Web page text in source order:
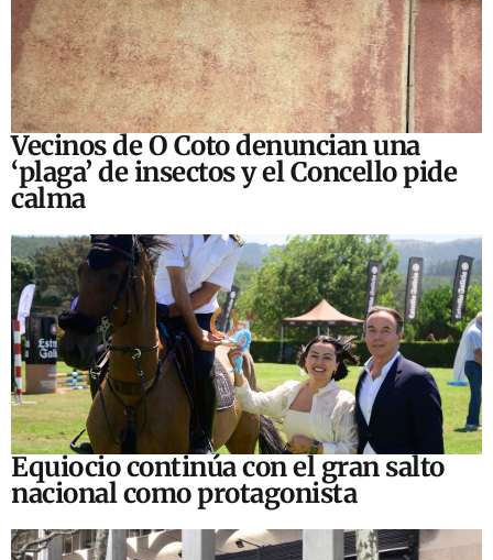
Vecinos de O Coto denuncian una
‘plaga’ de insectos y el Concello pide
calma
Equiocio continúa con el gran salto
nacional como protagonista